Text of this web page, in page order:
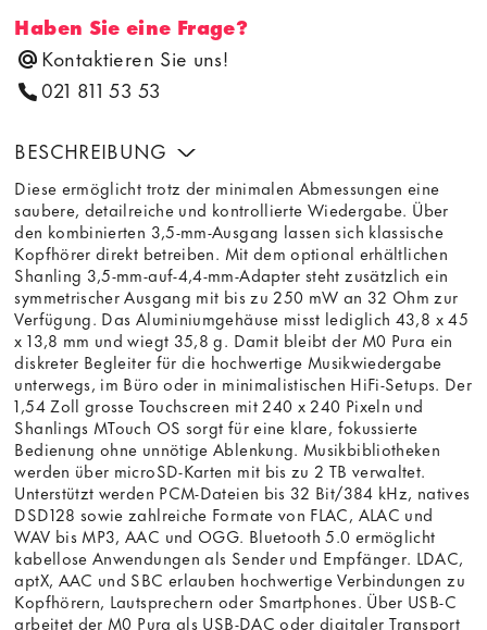
Haben Sie eine Frage?
Kontaktieren Sie uns!
021 811 53 53
BESCHREIBUNG
Diese ermöglicht trotz der minimalen Abmessungen eine
saubere, detailreiche und kontrollierte Wiedergabe. Über
den kombinierten 3,5-mm-Ausgang lassen sich klassische
Kopfhörer direkt betreiben. Mit dem optional erhältlichen
Shanling 3,5-mm-auf-4,4-mm-Adapter steht zusätzlich ein
symmetrischer Ausgang mit bis zu 250 mW an 32 Ohm zur
Verfügung. Das Aluminiumgehäuse misst lediglich 43,8 x 45
x 13,8 mm und wiegt 35,8 g. Damit bleibt der M0 Pura ein
diskreter Begleiter für die hochwertige Musikwiedergabe
unterwegs, im Büro oder in minimalistischen HiFi-Setups. Der
1,54 Zoll grosse Touchscreen mit 240 x 240 Pixeln und
Shanlings MTouch OS sorgt für eine klare, fokussierte
Bedienung ohne unnötige Ablenkung. Musikbibliotheken
werden über microSD-Karten mit bis zu 2 TB verwaltet.
Unterstützt werden PCM-Dateien bis 32 Bit/384 kHz, natives
DSD128 sowie zahlreiche Formate von FLAC, ALAC und
WAV bis MP3, AAC und OGG. Bluetooth 5.0 ermöglicht
kabellose Anwendungen als Sender und Empfänger. LDAC,
aptX, AAC und SBC erlauben hochwertige Verbindungen zu
Kopfhörern, Lautsprechern oder Smartphones. Über USB-C
arbeitet der M0 Pura als USB-DAC oder digitaler Transport